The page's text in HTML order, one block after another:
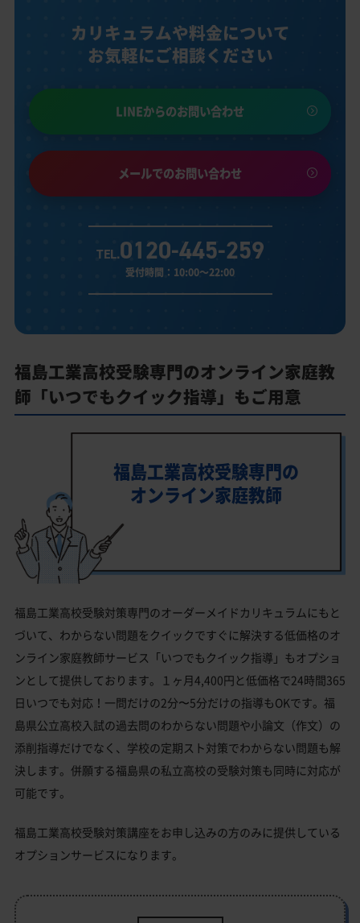
カリキュラムや料金について
お気軽にご相談ください
LINEからのお問い合わせ
メールでのお問い合わせ
TEL.0120-445-259
受付時間：10:00～22:00
福島工業高校受験専門のオンライン家庭教
師「いつでもクイック指導」もご用意
福島工業高校受験専門の
オンライン家庭教師
福島工業高校受験対策専門のオーダーメイドカリキュラムにもと
づいて、わからない問題をクイックですぐに解決する低価格のオ
ンライン家庭教師サービス「いつでもクイック指導」もオプショ
ンとして提供しております。１ヶ月4,400円と低価格で24時間365
日いつでも対応！一問だけの2分〜5分だけの指導もOKです。福
島県公立高校入試の過去問のわからない問題や小論文（作文）の
添削指導だけでなく、学校の定期スト対策でわからない問題も解
決します。併願する福島県の私立高校の受験対策も同時に対応が
可能です。
福島工業高校受験対策講座をお申し込みの方のみに提供している
オプションサービスになります。